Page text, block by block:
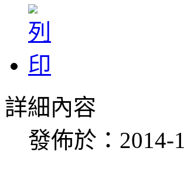
詳細內容
發佈於：2014-